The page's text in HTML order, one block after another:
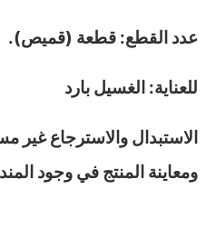
عدد القطع: قطعة (قميص).
للعناية: الغسيل بارد
الاستبدال والاسترجاع غير
ومعاينة المنتج في وجود